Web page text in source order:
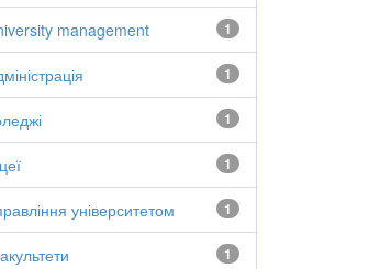
1
management
1
1
1
1
університетом
1